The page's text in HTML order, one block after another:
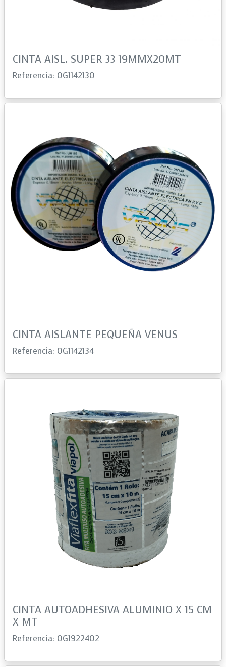
CINTA AISL. SUPER 33 19MMX20MT
Referencia: 0G1142130
CINTA AISLANTE PEQUEÑA VENUS
Referencia: 0G1142134
CINTA AUTOADHESIVA ALUMINIO X 15 CM
X MT
Referencia: 0G1922402